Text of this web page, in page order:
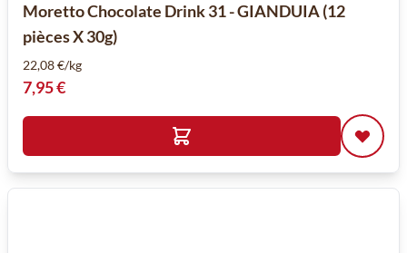
Moretto Chocolate Drink 31 - GIANDUIA (12
pièces X 30g)
22,08 €/kg
7,95 €